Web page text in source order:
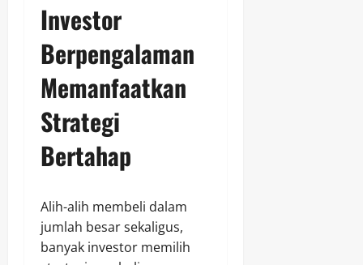
Investor
Berpengalaman
Memanfaatkan
Strategi
Bertahap
Alih-alih membeli dalam
jumlah besar sekaligus,
banyak investor memilih